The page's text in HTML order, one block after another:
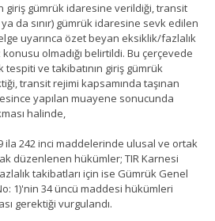
giriş gümrük idaresine verildiği, transit
da sınır) gümrük idaresine sevk edilen
uyarınca özet beyan eksiklik/fazlalık
konusu olmadığı belirtildi. Bu çerçevede
ve takibatının giriş gümrük
transit rejimi kapsamında taşınan
yapılan muayene sonucunda
halinde,
ila 242 inci maddelerinde ulusal ve ortak
düzenlenen hükümler; TIR Karnesi
takibatları için ise Gümrük Genel
1)'nin 34 üncü maddesi hükümleri
gerektiği vurgulandı.